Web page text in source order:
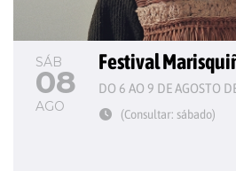
SÁB
08
AGO
Festival
DO 6 AO 9 DE AGOSTO
(Consultar: sábado)